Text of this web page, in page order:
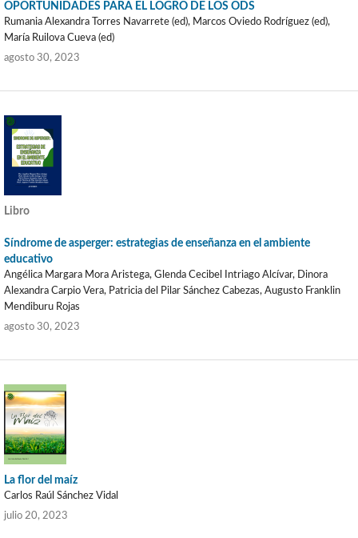
OPORTUNIDADES PARA EL LOGRO DE LOS ODS
Rumania Alexandra Torres Navarrete (ed), Marcos Oviedo Rodríguez (ed),
María Ruilova Cueva (ed)
agosto 30, 2023
Libro
Síndrome de asperger: estrategias de enseñanza en el ambiente
educativo
Angélica Margara Mora Aristega, Glenda Cecibel Intriago Alcívar, Dinora
Alexandra Carpio Vera, Patricia del Pilar Sánchez Cabezas, Augusto Franklin
Mendiburu Rojas
agosto 30, 2023
La flor del maíz
Carlos Raúl Sánchez Vidal
julio 20, 2023